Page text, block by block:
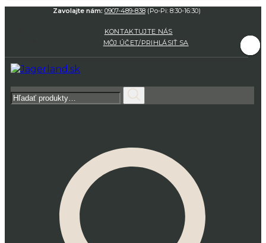
Zavolajte nám: 0907-489-838(Po-Pi: 8:30-16:30)
KONTAKTUJTE NÁS
MÔJ ÚČET/PRIHLÁSIŤ SA
Hľadať: